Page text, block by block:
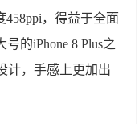
458ppi，得益于全面
的iPhone 8 Plus之
计，手感上更加出